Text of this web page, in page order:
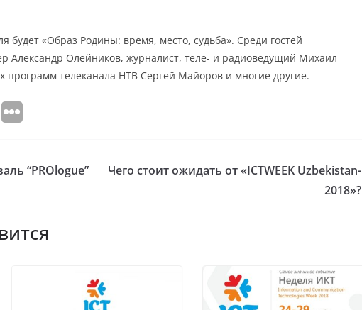
будет «Образ Родины: время, место, судьба». Среди гостей
Александр Олейников, журналист, теле- и радиоведущий Михаил
программ телеканала НТВ Сергей Майоров и многие другие.
“PROlogue”
Чего стоит ожидать от «ICTWEEK Uzbekistan-
2018»?